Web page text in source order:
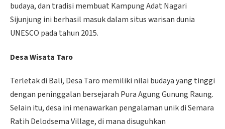
budaya, dan tradisi membuat Kampung Adat Nagari
Sijunjung ini berhasil masuk dalam situs warisan dunia
UNESCO pada tahun 2015.
Desa Wisata Taro
Terletak di Bali, Desa Taro memiliki nilai budaya yang tinggi
dengan peninggalan bersejarah Pura Agung Gunung Raung.
Selain itu, desa ini menawarkan pengalaman unik di Semara
Ratih Delodsema Village, di mana disuguhkan